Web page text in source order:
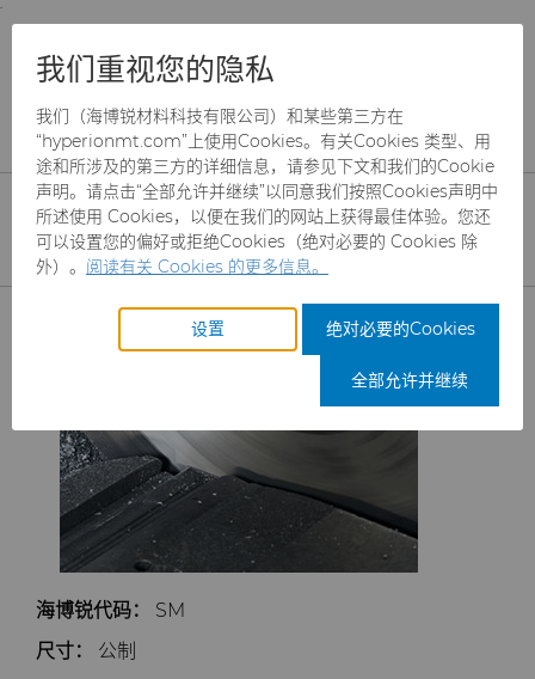
;
and information are based on this region.
Close Change region
CBN颗粒
CBN微粉
合成金刚石颗粒
制罐模具
冲杯模具解决方案
拉伸模具解决方案
硬质合金棒料
高性能硬质合金棒料
硬质合金轧辊
航空航天
汽车
电子
服务
刀具制造商解决方案
工程解决方案
资源
资料库
公司
圆锯
圆锯 刀头
海博锐代码：
SM
尺寸：
公制
我们重视您的隐私
我们（海博锐材料科技有限公司）和某些第三方在
“hyperionmt.com”上使用Cookies。有关Cookies 类型、用
途和所涉及的第三方的详细信息，请参见下文和我们的Cookie
声明。请点击“全部允许并继续”以同意我们按照Cookies声明中
所述使用 Cookies，以便在我们的网站上获得最佳体验。您还
可以设置您的偏好或拒绝Cookies（绝对必要的 Cookies 除
外）。 阅读有关 Cookies 的更多信息。
设置 绝对必要的Cookies
全部允许并继续